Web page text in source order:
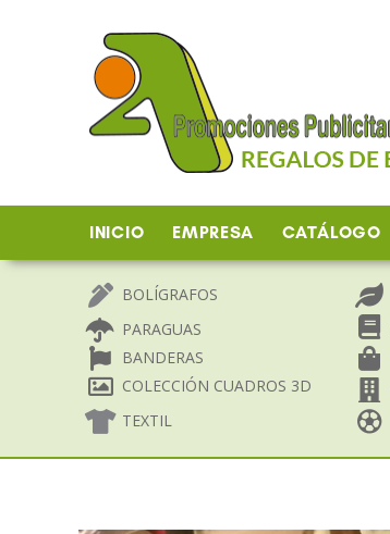
INICIO EMPRESA CATÁLOGO
BOLÍGRAFOS
PARAGUAS
BANDERAS
COLECCIÓN CUADROS 3D
TEXTIL